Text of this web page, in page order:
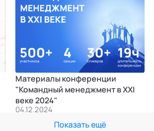
Материалы конференции
"Командный менеджмент в XXI
веке 2024"
04.12.2024
Показать ещё